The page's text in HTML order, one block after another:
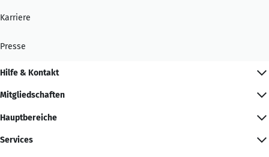
Karriere
Presse
Hilfe & Kontakt
Mitgliedschaften
Hauptbereiche
Services